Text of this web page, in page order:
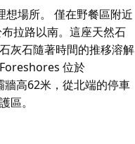
場所。 僅在野餐區附近
拉路以南。這座天然石
灰石隨著時間的推移溶解
位於
高62米，從北端的停車
區。